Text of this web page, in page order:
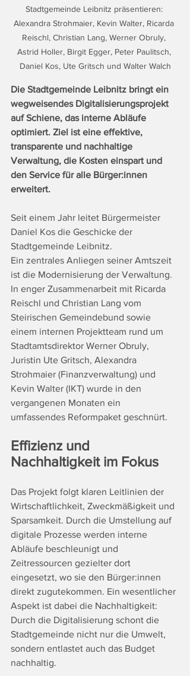
Stadtgemeinde Leibnitz präsentieren:
Alexandra Strohmaier, Kevin Walter, Ricarda
Reischl, Christian Lang, Werner Obruly,
Astrid Holler, Birgit Egger, Peter Paulitsch,
Daniel Kos, Ute Gritsch und Walter Walch
Die Stadtgemeinde Leibnitz bringt ein
wegweisendes Digitalisierungsprojekt
auf Schiene, das interne Abläufe
optimiert. Ziel ist eine effektive,
transparente und nachhaltige
Verwaltung, die Kosten einspart und
den Service für alle Bürger:innen
erweitert.
Seit einem Jahr leitet Bürgermeister
Daniel Kos die Geschicke der
Stadtgemeinde Leibnitz.
Ein zentrales Anliegen seiner Amtszeit
ist die Modernisierung der Verwaltung.
In enger Zusammenarbeit mit Ricarda
Reischl und Christian Lang vom
Steirischen Gemeindebund sowie
einem internen Projektteam rund um
Stadtamtsdirektor Werner Obruly,
Juristin Ute Gritsch, Alexandra
Strohmaier (Finanzverwaltung) und
Kevin Walter (IKT) wurde in den
vergangenen Monaten ein
umfassendes Reformpaket geschnürt.
Effizienz und
Nachhaltigkeit im Fokus
Das Projekt folgt klaren Leitlinien der
Wirtschaftlichkeit, Zweckmäßigkeit und
Sparsamkeit. Durch die Umstellung auf
digitale Prozesse werden interne
Abläufe beschleunigt und
Zeitressourcen gezielter dort
eingesetzt, wo sie den Bürger:innen
direkt zugutekommen. Ein wesentlicher
Aspekt ist dabei die Nachhaltigkeit:
Durch die Digitalisierung schont die
Stadtgemeinde nicht nur die Umwelt,
sondern entlastet auch das Budget
nachhaltig.